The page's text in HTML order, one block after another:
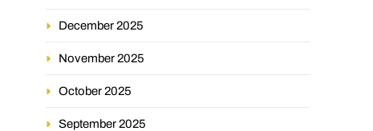
December 2025
November 2025
October 2025
September 2025